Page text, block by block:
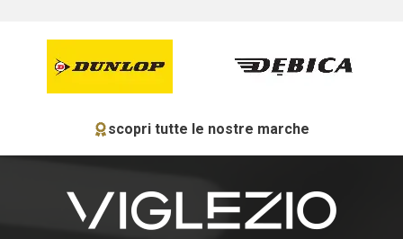
scopri tutte le nostre marche